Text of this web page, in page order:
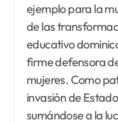
ejemplo para la
de las
educativo
firme defensora
mujeres. Como
invasión de
sumándose a la